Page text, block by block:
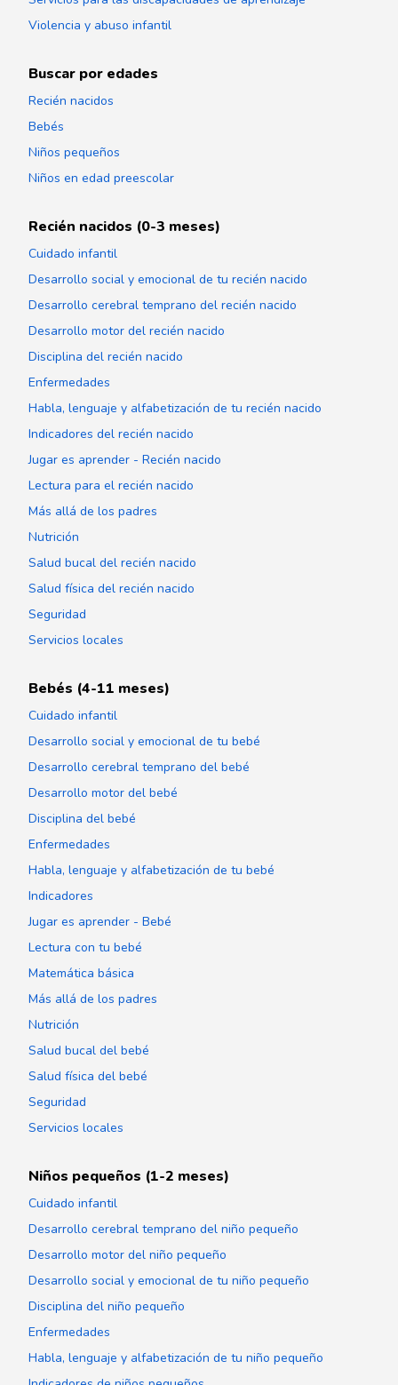
Violencia y abuso infantil
Buscar por edades
Recién nacidos
Bebés
Niños pequeños
Niños en edad preescolar
Recién nacidos (0-3 meses)
Cuidado infantil
Desarrollo social y emocional de tu recién nacido
Desarrollo cerebral temprano del recién nacido
Desarrollo motor del recién nacido
Disciplina del recién nacido
Enfermedades
Habla, lenguaje y alfabetización de tu recién nacido
Indicadores del recién nacido
Jugar es aprender - Recién nacido
Lectura para el recién nacido
Más allá de los padres
Nutrición
Salud bucal del recién nacido
Salud física del recién nacido
Seguridad
Servicios locales
Bebés (4-11 meses)
Cuidado infantil
Desarrollo social y emocional de tu bebé
Desarrollo cerebral temprano del bebé
Desarrollo motor del bebé
Disciplina del bebé
Enfermedades
Habla, lenguaje y alfabetización de tu bebé
Indicadores
Jugar es aprender - Bebé
Lectura con tu bebé
Matemática básica
Más allá de los padres
Nutrición
Salud bucal del bebé
Salud física del bebé
Seguridad
Servicios locales
Niños pequeños (1-2 meses)
Cuidado infantil
Desarrollo cerebral temprano del niño pequeño
Desarrollo motor del niño pequeño
Desarrollo social y emocional de tu niño pequeño
Disciplina del niño pequeño
Enfermedades
Habla, lenguaje y alfabetización de tu niño pequeño